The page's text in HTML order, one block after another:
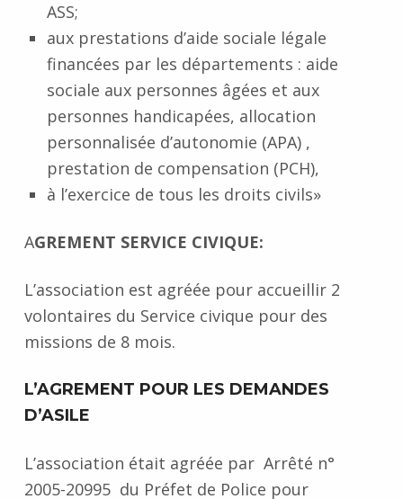
ASS;
aux prestations d’aide sociale légale
financées par les départements : aide
sociale aux personnes âgées et aux
personnes handicapées, allocation
personnalisée d’autonomie (APA) ,
prestation de compensation (PCH),
à l’exercice de tous les droits civils»
AGREMENT SERVICE CIVIQUE:
L’association est agréée pour accueillir 2
volontaires du Service civique pour des
missions de 8 mois.
L’AGREMENT POUR LES DEMANDES
D’ASILE
L’association était agréée par Arrêté n°
2005-20995 du Préfet de Police pour